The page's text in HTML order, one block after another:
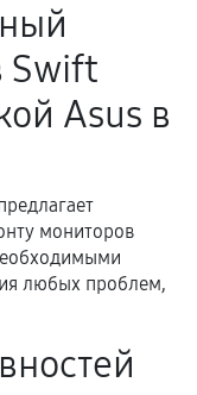
при
заявленным
перечнем
Swift
Asus в
мониторов
любых проблем,